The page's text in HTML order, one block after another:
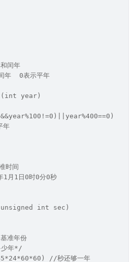
闰年
年  0表示平年
year)
年
时间
月1日0时0分0秒
int sec)
准年份
年*/
//秒还够一年